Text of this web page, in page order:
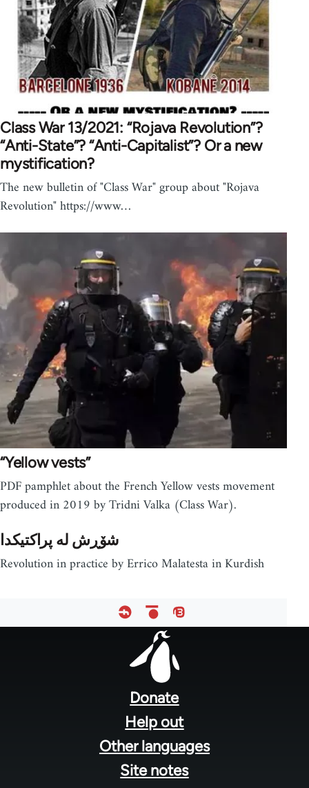
Class War 13/2021: “Rojava Revolution”?
“Anti-State”? “Anti-Capitalist”? Or a new
mystification?
The new bulletin of "Class War" group about "Rojava
Revolution" https://www…
“Yellow vests”
PDF pamphlet about the French Yellow vests movement
produced in 2019 by Tridni Valka (Class War).
شۆڕش له‌ پراکتیکدا
Revolution in practice by Errico Malatesta in Kurdish
Donate
Help out
Other languages
Site notes